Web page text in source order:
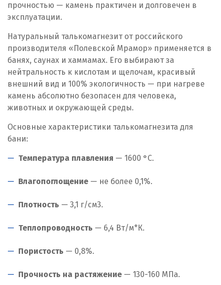
прочностью — камень практичен и долговечен в
эксплуатации.
Натуральный талькомагнезит от российского
производителя «Полевской Мрамор» применяется в
банях, саунах и хаммамах. Его выбирают за
нейтральность к кислотам и щелочам, красивый
внешний вид и 100% экологичность — при нагреве
камень абсолютно безопасен для человека,
животных и окружающей среды.
Основные характеристики талькомагнезита для
бани:
Температура плавления — 1600 °C.
Влагопоглощение — не более 0,1%.
Плотность — 3,1 г/см3.
Теплопроводность — 6,4 Вт/м*К.
Пористость — 0,8%.
Прочность на растяжение — 130-160 МПа.